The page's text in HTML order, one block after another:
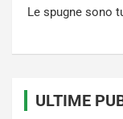
Le spugne sono
ULTIME